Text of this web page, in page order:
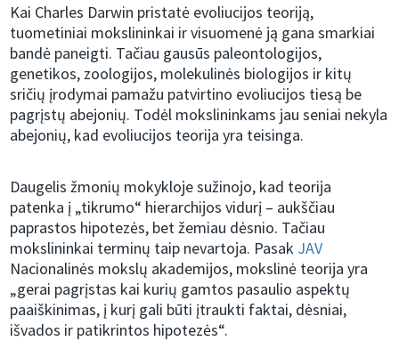
Kai Charles Darwin pristatė evoliucijos teoriją,
tuometiniai mokslininkai ir visuomenė ją gana smarkiai
bandė paneigti. Tačiau gausūs paleontologijos,
genetikos, zoologijos, molekulinės biologijos ir kitų
sričių įrodymai pamažu patvirtino evoliucijos tiesą be
pagrįstų abejonių. Todėl mokslininkams jau seniai nekyla
abejonių, kad evoliucijos teorija yra teisinga.
Daugelis žmonių mokykloje sužinojo, kad teorija
patenka į „tikrumo“ hierarchijos vidurį – aukščiau
paprastos hipotezės, bet žemiau dėsnio. Tačiau
mokslininkai terminų taip nevartoja. Pasak JAV
Nacionalinės mokslų akademijos, mokslinė teorija yra
„gerai pagrįstas kai kurių gamtos pasaulio aspektų
paaiškinimas, į kurį gali būti įtraukti faktai, dėsniai,
išvados ir patikrintos hipotezės“.